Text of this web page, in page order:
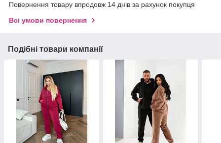
Повернення товару впродовж 14 днів за рахунок покупця
Всі умови повернення
Подібні товари компанії